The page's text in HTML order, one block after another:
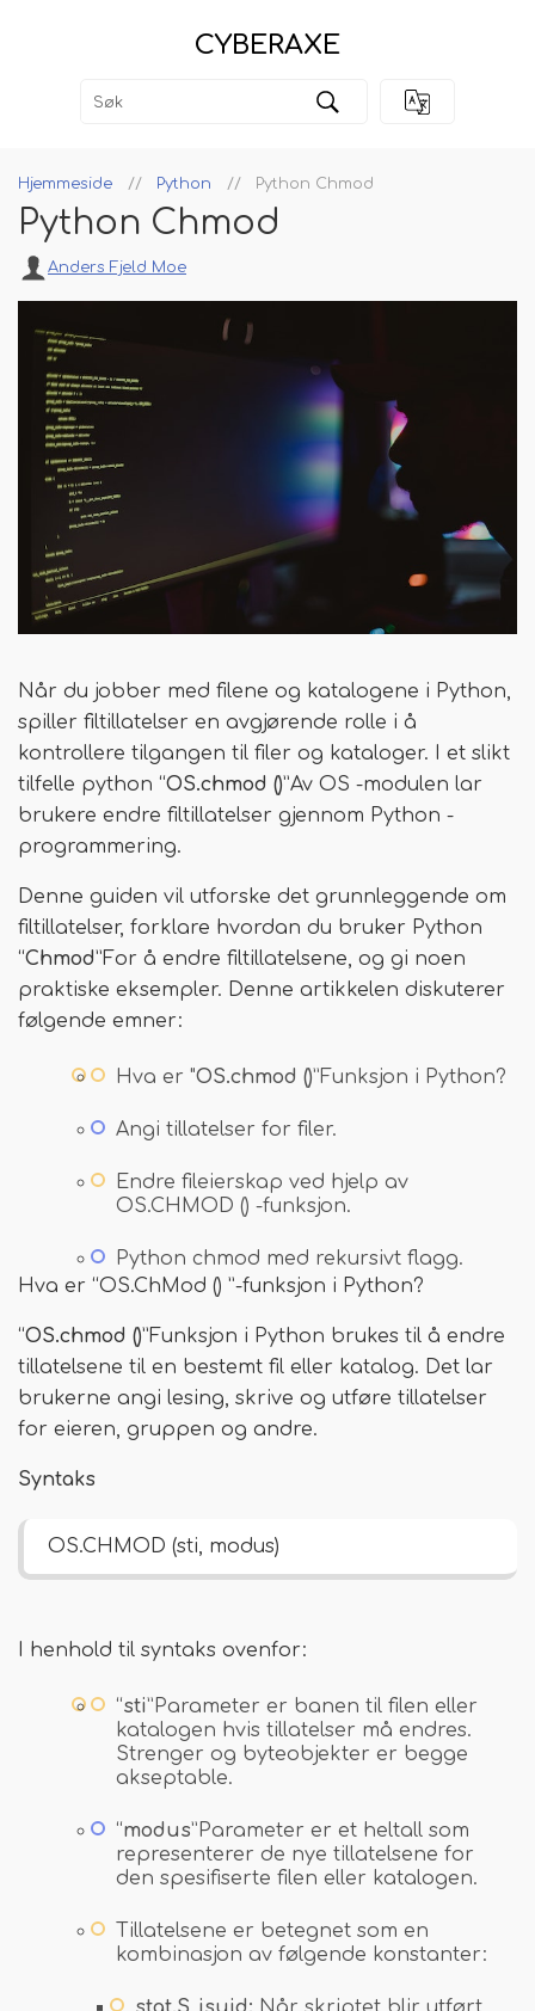
CYBERAXE
Hjemmeside Python Python Chmod
Python Chmod
Anders Fjeld Moe
Når du jobber med filene og katalogene i Python,
spiller filtillatelser en avgjørende rolle i å
kontrollere tilgangen til filer og kataloger. I et slikt
tilfelle python “OS.chmod ()”Av OS -modulen lar
brukere endre filtillatelser gjennom Python -
programmering.
Denne guiden vil utforske det grunnleggende om
filtillatelser, forklare hvordan du bruker Python
“Chmod”For å endre filtillatelsene, og gi noen
praktiske eksempler. Denne artikkelen diskuterer
følgende emner:
Hva er "OS.chmod ()”Funksjon i Python?
Angi tillatelser for filer.
Endre fileierskap ved hjelp av
OS.CHMOD () -funksjon.
Python chmod med rekursivt flagg.
Hva er “OS.ChMod () ”-funksjon i Python?
“OS.chmod ()”Funksjon i Python brukes til å endre
tillatelsene til en bestemt fil eller katalog. Det lar
brukerne angi lesing, skrive og utføre tillatelser
for eieren, gruppen og andre.
Syntaks
OS.CHMOD (sti, modus)
I henhold til syntaks ovenfor:
“sti”Parameter er banen til filen eller
katalogen hvis tillatelser må endres.
Strenger og byteobjekter er begge
akseptable.
“modus”Parameter er et heltall som
representerer de nye tillatelsene for
den spesifiserte filen eller katalogen.
Tillatelsene er betegnet som en
kombinasjon av følgende konstanter: